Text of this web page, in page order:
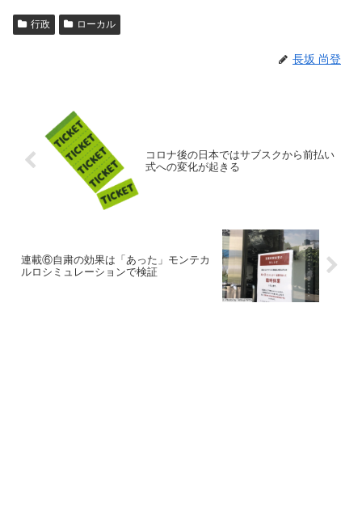
行政 ローカル
長坂 尚登
コロナ後の日本ではサブスクから前払い
式への変化が起きる
連載⑥自粛の効果は「あった」モンテカ
ルロシミュレーションで検証